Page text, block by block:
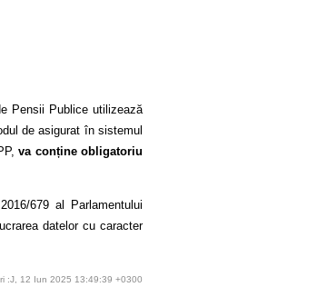
Pensii Publice utilizează
de asigurat în sistemul
va conține obligatoriu
679 al Parlamentului
datelor cu caracter
:J, 12 Iun 2025 13:49:39 +0300